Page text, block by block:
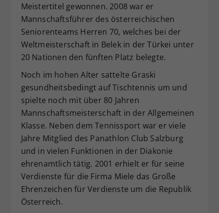
Meistertitel gewonnen. 2008 war er
Mannschaftsführer des österreichischen
Seniorenteams Herren 70, welches bei der
Weltmeisterschaft in Belek in der Türkei unter
20 Nationen den fünften Platz belegte.
Noch im hohen Alter sattelte Graski
gesundheitsbedingt auf Tischtennis um und
spielte noch mit über 80 Jahren
Mannschaftsmeisterschaft in der Allgemeinen
Klasse. Neben dem Tennissport war er viele
Jahre Mitglied des Panathlon Club Salzburg
und in vielen Funktionen in der Diakonie
ehrenamtlich tätig. 2001 erhielt er für seine
Verdienste für die Firma Miele das Große
Ehrenzeichen für Verdienste um die Republik
Österreich.